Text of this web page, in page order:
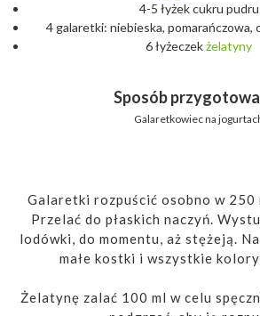
4-5 łyżek cukru pudru
4 galaretki: niebieska, pomarańczowa,
6 łyżeczekżelatyny
Sposób
Galaretkowiec na
Galaretki rozpuścić osobno w 250
Przelać do płaskich naczyń.
lodówki, do momentu, aż stężeją.
małe kostki i wszystkie
Żelatynę zalać 100 ml w celu